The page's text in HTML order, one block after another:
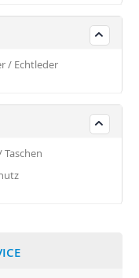
/ Echtleder
Taschen